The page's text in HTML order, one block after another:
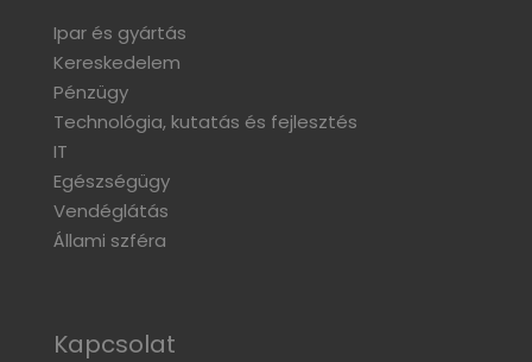
Ipar és gyártás
Kereskedelem
Pénzügy
Technológia, kutatás és fejlesztés
IT
Egészségügy
Vendéglátás
Állami szféra
Kapcsolat